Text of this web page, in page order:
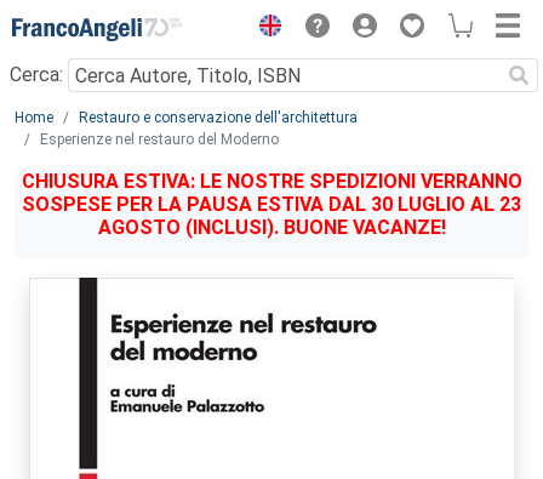
Menu
Cerca:
Main content
Home
Restauro e conservazione dell'architettura
Esperienze nel restauro del Moderno
CHIUSURA ESTIVA: LE NOSTRE SPEDIZIONI VERRANNO
SOSPESE PER LA PAUSA ESTIVA DAL 30 LUGLIO AL 23
AGOSTO (INCLUSI). BUONE VACANZE!